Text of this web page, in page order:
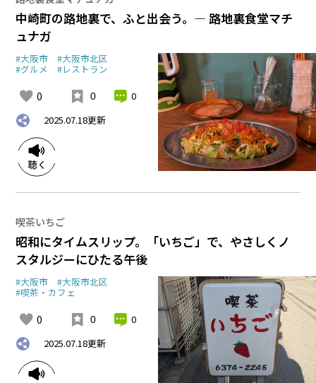
中崎町の路地裏で、ふと出会う。― 路地裏食堂マチ
ュナガ
#大阪市 #大阪市北区
#グルメ #レストラン
0 0
0
2025.07.18更新
喫茶いちご
昭和にタイムスリップ。「いちご」で、やさしくノ
スタルジーにひたる午後
#大阪市 #大阪市北区
#喫茶・カフェ
0 0
0
2025.07.18更新